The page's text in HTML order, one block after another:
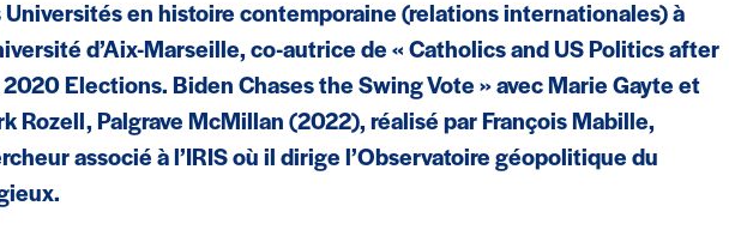
Universités en histoire contemporaine (relations internationales) à
d’Aix-Marseille, co-autrice de « Catholics and US Politics after
Elections. Biden Chases the Swing Vote » avec Marie Gayte et
Rozell, Palgrave McMillan (2022), réalisé par François Mabille,
associé à l’IRIS où il dirige l’Observatoire géopolitique du